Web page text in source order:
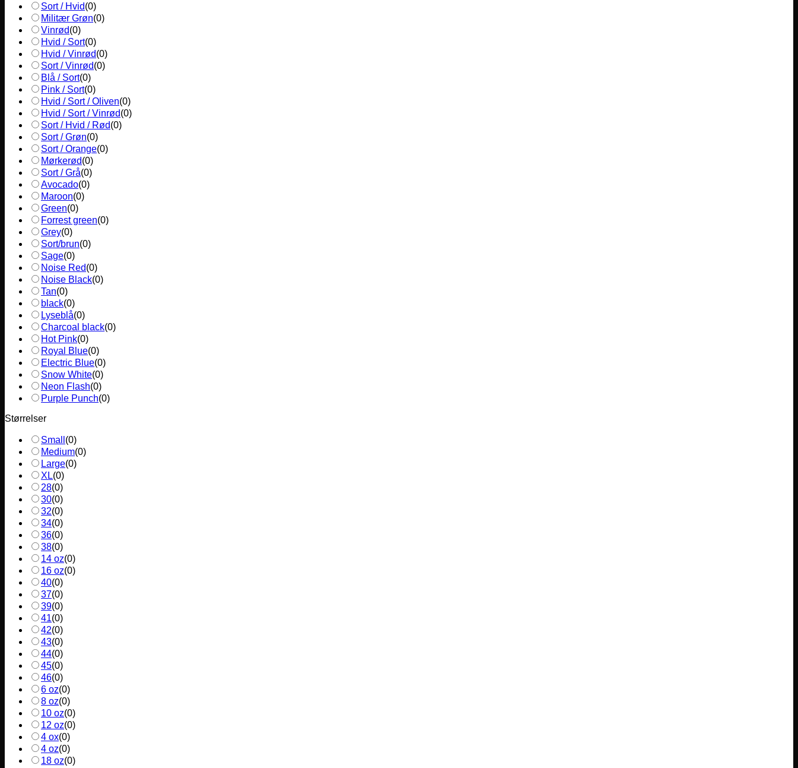
Sort / Hvid(0)
Militær Grøn(0)
Vinrød(0)
Hvid / Sort(0)
Hvid / Vinrød(0)
Sort / Vinrød(0)
Blå / Sort(0)
Pink / Sort(0)
Hvid / Sort / Oliven(0)
Hvid / Sort / Vinrød(0)
Sort / Hvid / Rød(0)
Sort / Grøn(0)
Sort / Orange(0)
Mørkerød(0)
Sort / Grå(0)
Avocado(0)
Maroon(0)
Green(0)
Forrest green(0)
Grey(0)
Sort/brun(0)
Sage(0)
Noise Red(0)
Noise Black(0)
Tan(0)
black(0)
Lyseblå(0)
Charcoal black(0)
Hot Pink(0)
Royal Blue(0)
Electric Blue(0)
Snow White(0)
Neon Flash(0)
Purple Punch(0)
Størrelser
Small (0)
Medium(0)
Large(0)
XL(0)
28(0)
30(0)
32(0)
34(0)
36(0)
38(0)
14 oz(0)
16 oz(0)
40(0)
37(0)
39(0)
41(0)
42(0)
43(0)
44(0)
45(0)
46(0)
6 oz(0)
8 oz(0)
10 oz(0)
12 oz(0)
4 ox(0)
4 oz(0)
18 oz(0)